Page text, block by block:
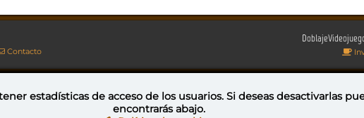
Contacto
bajo una licencia de Creative Commons Reconocimiento-NoComercial-CompartirIgual 4.0 Internacional
estadísticas de acceso de los usuarios. Si deseas desactivarlas
encontrarás abajo.